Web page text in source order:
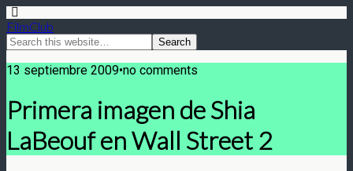
FilmClub
13 septiembre 2009•no comments
Primera imagen de Shia
LaBeouf en Wall Street 2